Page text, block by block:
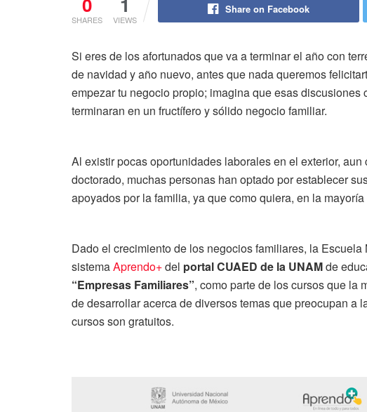
SHARES VIEWS
Share on Facebook
Si eres de los afortunados que va a terminar el año con
de navidad y año nuevo, antes que nada queremos
empezar tu negocio propio; imagina que esas
terminaran en un fructífero y sólido negocio familiar.
Al existir pocas oportunidades laborales en el exterior,
doctorado, muchas personas han optado por establecer
apoyados por la familia, ya que como quiera, en la
Dado el crecimiento de los negocios familiares, la
sistemaAprendo+del portal CUAED de la UNAMde
“Empresas Familiares”, como parte de los cursos que la
de desarrollar acerca de diversos temas que preocupan a
cursos son gratuitos.